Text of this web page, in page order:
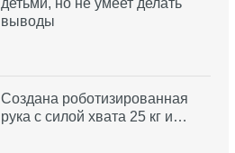
выводы
Создана роботизированная
рука с силой хвата 25 кг и…